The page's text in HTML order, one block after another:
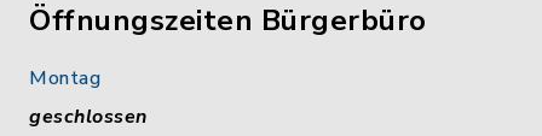
Öffnungszeiten Bürgerbüro
Montag
geschlossen